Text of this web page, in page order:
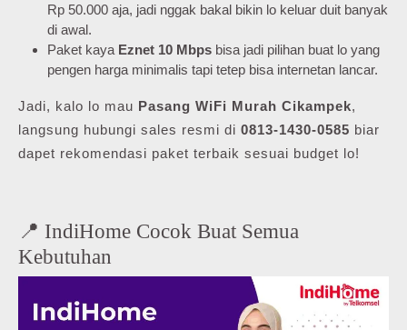
Rp 50.000 aja, jadi nggak bakal bikin lo keluar duit banyak
di awal.
Paket kaya Eznet 10 Mbps bisa jadi pilihan buat lo yang
pengen harga minimalis tapi tetep bisa internetan lancar.
Jadi, kalo lo mau Pasang WiFi Murah Cikampek,
langsung hubungi sales resmi di 0813-1430-0585 biar
dapet rekomendasi paket terbaik sesuai budget lo!
📍 IndiHome Cocok Buat Semua
Kebutuhan